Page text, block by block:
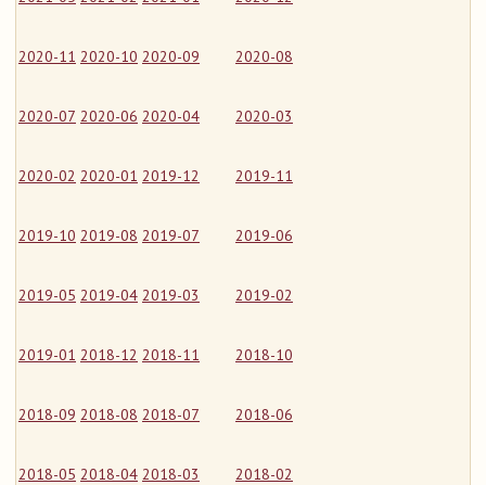
2020-11 2020-10 2020-09 2020-08
2020-07 2020-06 2020-04 2020-03
2020-02 2020-01 2019-12 2019-11
2019-10 2019-08 2019-07 2019-06
2019-05 2019-04 2019-03 2019-02
2019-01 2018-12 2018-11 2018-10
2018-09 2018-08 2018-07 2018-06
2018-05 2018-04 2018-03 2018-02